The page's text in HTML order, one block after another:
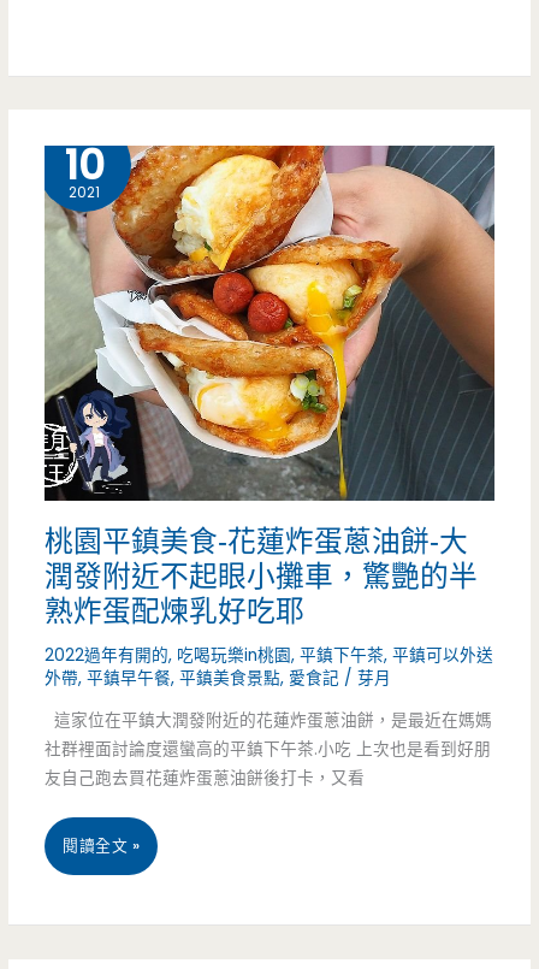
蓋
有
受
風
味，
滿
杯
料
的
三
Q
茶
大
10
2021
桃園平鎮美食-花蓮炸蛋蔥油餅-大
潤發附近不起眼小攤車，驚艷的半
熟炸蛋配煉乳好吃耶
2022過年有開的, 吃喝玩樂in桃園,平鎮下午茶,平鎮可以外送
外帶,平鎮早午餐,平鎮美食景點, 愛食記 /芽月
這家位在平鎮大潤發附近的花蓮炸蛋蔥油餅，是最近在媽媽
社群裡面討論度還蠻高的平鎮下午茶.小吃 上次也是看到好朋
友自己跑去買花蓮炸蛋蔥油餅後打卡，又看
桃
閱讀全文 »